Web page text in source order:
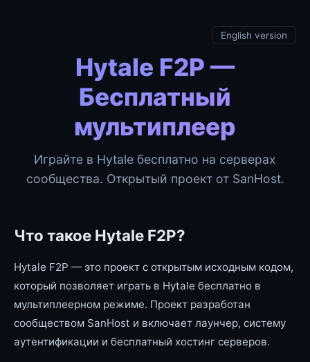
English version
Hytale F2P —
Бесплатный
мультиплеер
Играйте в Hytale бесплатно на серверах
сообщества. Открытый проект от SanHost.
Что такое Hytale F2P?
Hytale F2P — это проект с открытым исходным кодом,
который позволяет играть в Hytale бесплатно в
мультиплеерном режиме. Проект разработан
сообществом SanHost и включает лаунчер, систему
аутентификации и бесплатный хостинг серверов.